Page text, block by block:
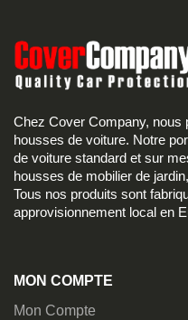
Chez Cover Company, nous
housses de voiture. Notre
de voiture standard et sur
housses de mobilier de
Tous nos produits sont
approvisionnement local en
MON COMPTE
Mon Compte